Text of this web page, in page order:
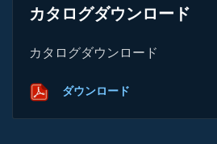
カタログダウンロード
カタログダウンロード
ダウンロード